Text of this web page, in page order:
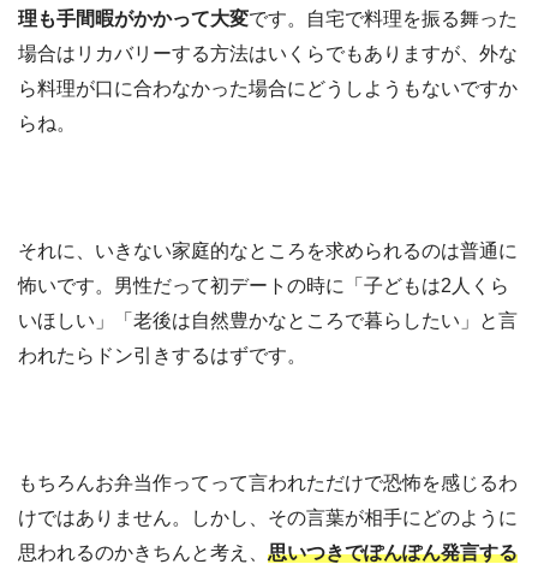
理も手間暇がかかって大変です。自宅で料理を振る舞った
場合はリカバリーする方法はいくらでもありますが、外な
ら料理が口に合わなかった場合にどうしようもないですか
らね。
それに、いきない家庭的なところを求められるのは普通に
怖いです。男性だって初デートの時に「子どもは2人くら
いほしい」「老後は自然豊かなところで暮らしたい」と言
われたらドン引きするはずです。
もちろんお弁当作ってって言われただけで恐怖を感じるわ
けではありません。しかし、その言葉が相手にどのように
思われるのかきちんと考え、 思いつきでぽんぽん発言する